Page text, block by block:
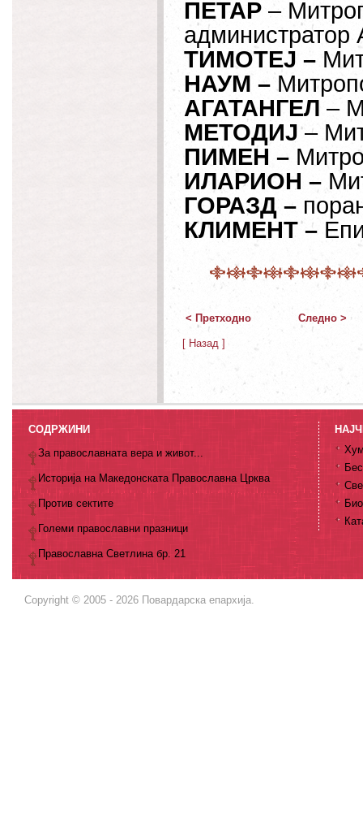
ПЕТАР –
администратор
ТИМОТЕЈ –
НАУМ –
АГАТАНГЕЛ –
МЕТОДИЈ–
ПИМЕН –
ИЛАРИОН –
ГОРАЗД –
КЛИМЕНТ –
< Претходно Следно >
[ Назад ]
СОДРЖИНИ
За православната вера и живот...
Историја на Македонската Православна Црква
Против сектите
Големи православни празници
Православна Светлина бр. 21
Copyright © 2005 - 2026 Повардарска епархија.